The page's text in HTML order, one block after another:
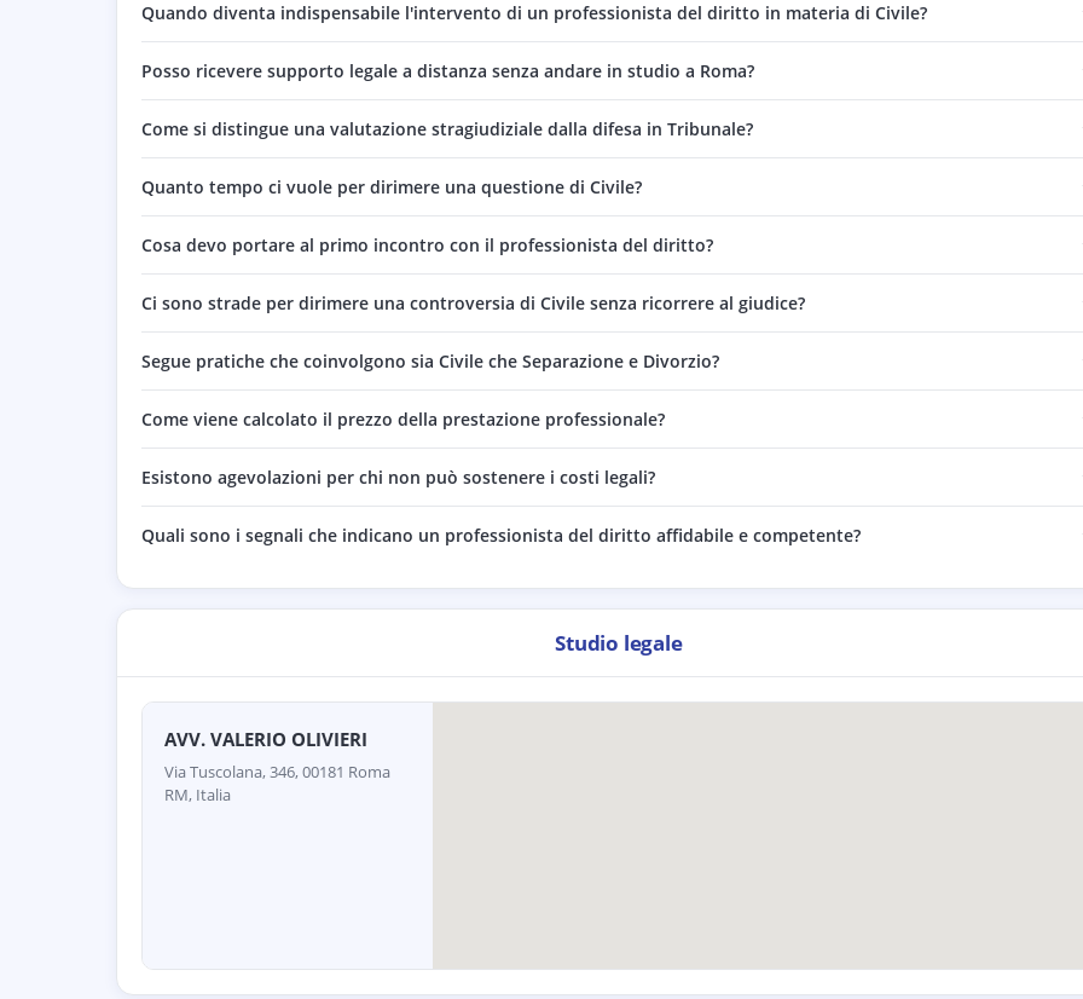
Quando diventa indispensabile l'intervento di un professionista del diritto in materia di Civile?
Posso ricevere supporto legale a distanza senza andare in studio a Roma?
Come si distingue una valutazione stragiudiziale dalla difesa in Tribunale?
Quanto tempo ci vuole per dirimere una questione di Civile?
Cosa devo portare al primo incontro con il professionista del diritto?
Ci sono strade per dirimere una controversia di Civile senza ricorrere al giudice?
Segue pratiche che coinvolgono sia Civile che Separazione e Divorzio?
Come viene calcolato il prezzo della prestazione professionale?
Esistono agevolazioni per chi non può sostenere i costi legali?
Quali sono i segnali che indicano un professionista del diritto affidabile e competente?
Studio legale
AVV. VALERIO OLIVIERI
Via Tuscolana, 346, 00181 Roma
RM, Italia